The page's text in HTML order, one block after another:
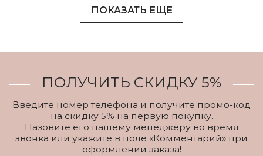
ПОКАЗАТЬ ЕЩЕ
ПОЛУЧИТЬ СКИДКУ 5%
Введите номер телефона и получите промо-код
на скидку 5% на первую покупку.
Назовите его нашему менеджеру во время
звонка или укажите в поле «Комментарий» при
оформлении заказа!